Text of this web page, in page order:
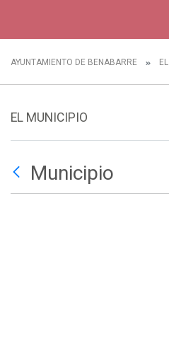
AYUNTAMIENTO DE BENABARRE
EL MUNICIPIO
Municipio